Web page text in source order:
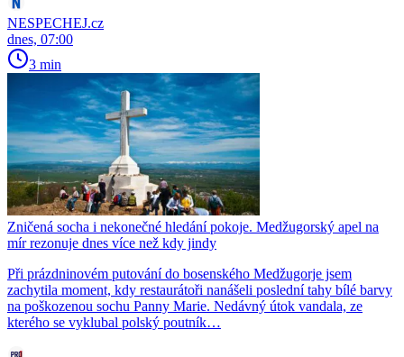
NESPECHEJ.cz
dnes, 07:00
3 min
Zničená socha i nekonečné hledání pokoje. Medžugorský apel na
mír rezonuje dnes více než kdy jindy
Při prázdninovém putování do bosenského Medžugorje jsem
zachytila moment, kdy restaurátoři nanášeli poslední tahy bílé barvy
na poškozenou sochu Panny Marie. Nedávný útok vandala, ze
kterého se vyklubal polský poutník…